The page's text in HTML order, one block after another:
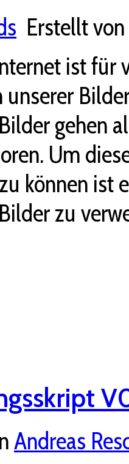
Erstellt von
ist
gehen
Um
können ist
zu
Andreas